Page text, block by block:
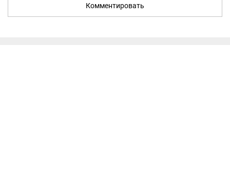
Комментировать